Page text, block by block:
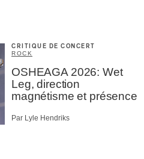
CRITIQUE DE CONCERT
ROCK
OSHEAGA 2026: Wet
Leg, direction
magnétisme et présence
Par Lyle Hendriks